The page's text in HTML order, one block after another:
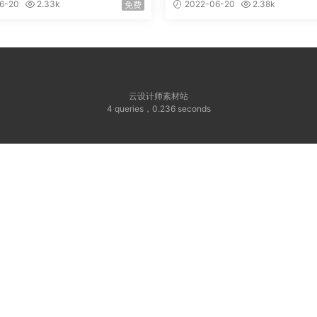
20 2.33k 免费 2022-06-20 2.38k
云设计师素材站
4 queries， 0.236 seconds